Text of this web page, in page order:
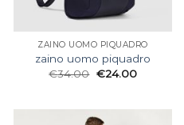
ZAINO UOMO PIQUADRO
zaino uomo piquadro
€34.00 €24.00